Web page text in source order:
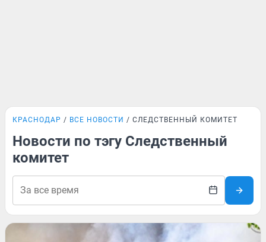
КРАСНОДАР ВСЕ НОВОСТИ СЛЕДСТВЕННЫЙ КОМИТЕТ
Новости по тэгу Следственный
комитет